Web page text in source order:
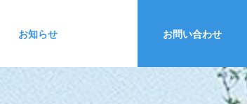
お知らせ お問い合わせ